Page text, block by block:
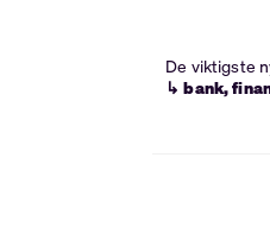
De viktigste
↳ bank,